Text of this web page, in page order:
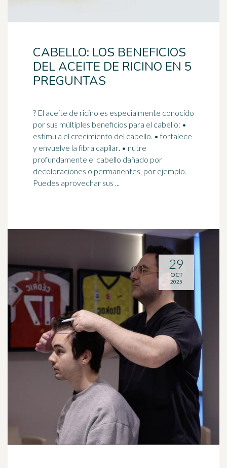
CABELLO: LOS BENEFICIOS
DEL ACEITE DE RICINO EN 5
PREGUNTAS
? El aceite de ricino es especialmente conocido
por sus múltiples beneficios para el cabello: •
estimula el crecimiento del cabello. • fortalece
y envuelve la fibra capilar. • nutre
profundamente el cabello dañado por
decoloraciones o permanentes, por ejemplo.
Puedes aprovechar sus ...
29
OCT
2025